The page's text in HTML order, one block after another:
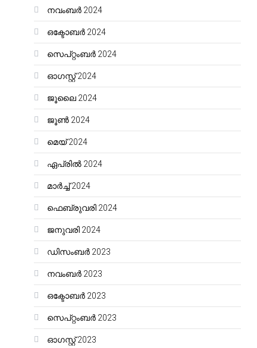
നവംബർ 2024
ഒക്ടോബർ 2024
സെപ്റ്റംബർ 2024
ഓഗസ്റ്റ്‌ 2024
ജൂലൈ 2024
ജൂൺ 2024
മെയ്‌ 2024
ഏപ്രിൽ 2024
മാർച്ച്‌ 2024
ഫെബ്രുവരി 2024
ജനുവരി 2024
ഡിസംബർ 2023
നവംബർ 2023
ഒക്ടോബർ 2023
സെപ്റ്റംബർ 2023
ഓഗസ്റ്റ്‌ 2023